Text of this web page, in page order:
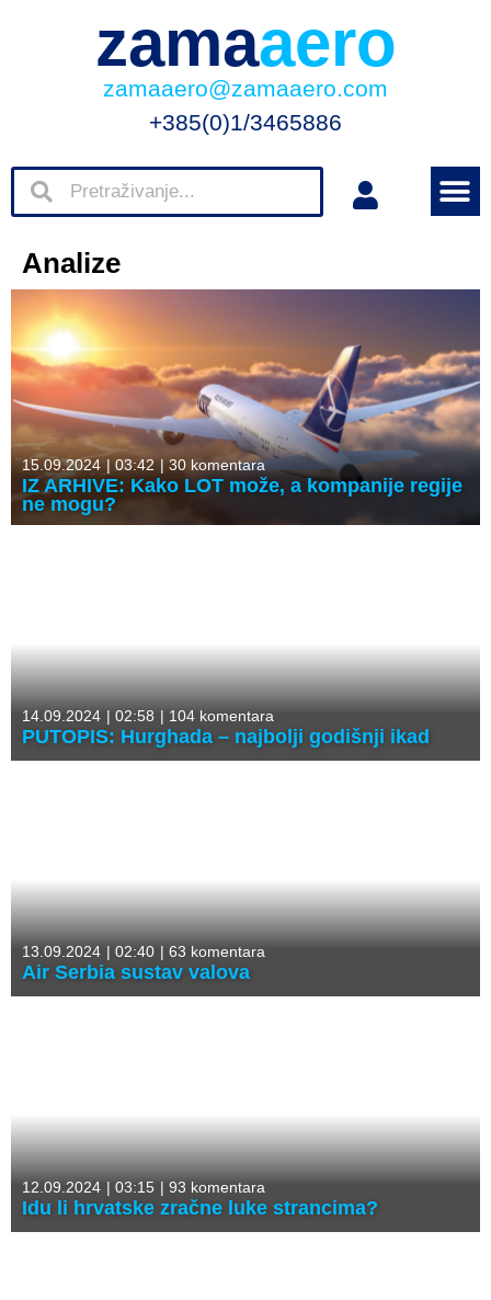
zamaaero
zamaaero@zamaaero.com
+385(0)1/3465886
Analize
15.09.2024 |03:42 |30 komentara
IZ ARHIVE: Kako LOT može, a kompanije regije
ne mogu?
14.09.2024 | 02:58 | 104 komentara
PUTOPIS: Hurghada – najbolji godišnji ikad
13.09.2024 | 02:40 | 63 komentara
Air Serbia sustav valova
12.09.2024 | 03:15 | 93 komentara
Idu li hrvatske zračne luke strancima?